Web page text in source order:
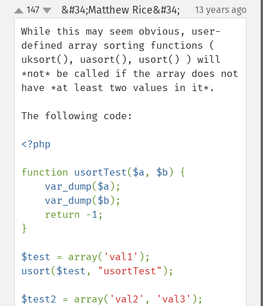
up
down
147 &#34;Matthew Rice&#34;¶ 13 years ago
While this may seem obvious, user-
defined array sorting functions (
uksort(), uasort(), usort() ) will
*not* be called if the array does not
have *at least two values in it*.
The following code:
<?php
function usortTest($a, $b) {
var_dump($a );
var_dump($b);
    return -
1;
}
$test = array( 'val1'
usort($test, "usortTest" );
$test2 = array( 'val2' , 'val3'